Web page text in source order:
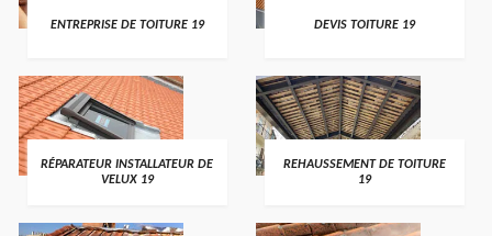
ENTREPRISE DE TOITURE 19 DEVIS TOITURE 19
RÉPARATEUR INSTALLATEUR DE
VELUX 19
REHAUSSEMENT DE TOITURE
19